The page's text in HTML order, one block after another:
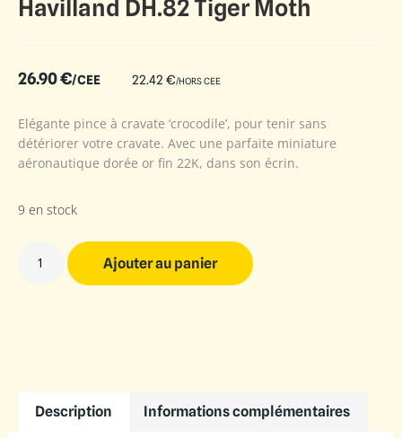
Havilland DH.82 Tiger Moth
26.90€/CEE 22.42 €/HORS CEE
Elégante pince à cravate ‘crocodile’, pour tenir sans
détériorer votre cravate. Avec une parfaite miniature
aéronautique dorée or fin 22K, dans son écrin.
9 en stock
Ajouter au panier
Description Informations complémentaires